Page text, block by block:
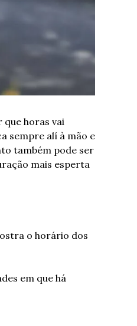
horas vai
sempre alí à mão e
também pode ser
mais esperta
o horário dos
em que há